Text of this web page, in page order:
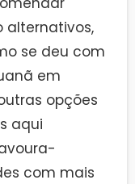
alternativos,
se deu com
em
opções
aqui
com mais